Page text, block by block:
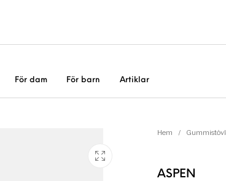
För dam För barn Artiklar
Gummistövlar
Hem /
ASPEN